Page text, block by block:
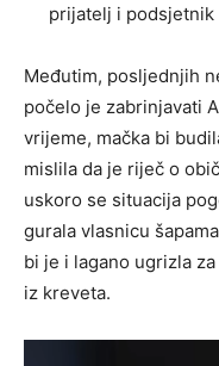
prijatelj i podsjetnik
Međutim, posljednjih
počelo je zabrinjavati
vrijeme, mačka bi
mislila da je riječ o
uskoro se situacija
gurala vlasnicu
bi je i lagano ugrizla
iz kreveta.